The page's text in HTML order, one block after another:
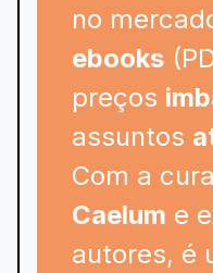
no
ebooks
preços
assuntos
Com a
Caelum e
autores, é